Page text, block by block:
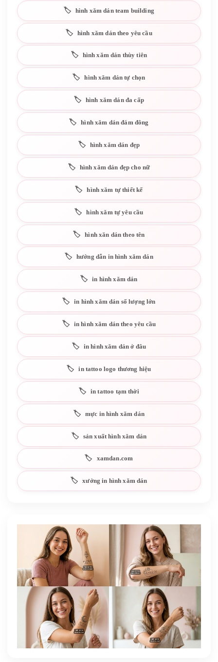
hình xăm dán team building
hình xăm dán theo yêu cầu
hình xăm dán thùy tiên
hình xăm dán tự chọn
hình xăm dán đa cấp
hình xăm dán đám đông
hình xăm dán đẹp
hình xăm dán đẹp cho nữ
hình xăm tự thiết kế
hình xăm tự yêu cầu
hình xăn dán theo tên
hướng dẫn in hình xăm dán
in hình xăm dán
in hình xăm dán số lượng lớn
in hình xăm dán theo yêu cầu
in hình xăm dán ở đâu
in tattoo logo thương hiệu
in tattoo tạm thời
mực in hình xăm dán
sản xuất hình xăm dán
xamdan.com
xưởng in hình xăm dán